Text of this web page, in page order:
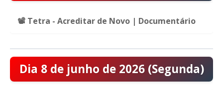
📽️ Tetra - Acreditar de Novo | Documentário
Dia 8 de junho de 2026 (Segunda)